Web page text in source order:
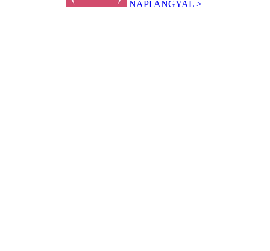
NAPI ANGYAL >